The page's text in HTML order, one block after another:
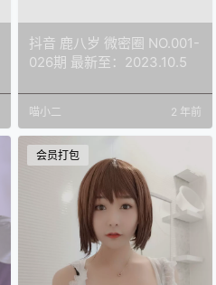
抖音 鹿八岁 微密圈 NO.001-
026期 最新至：2023.10.5
喵小二 2 年前
会员打包